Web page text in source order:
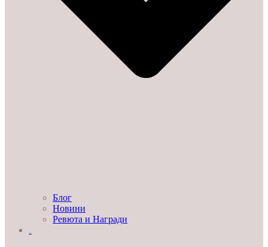
Блог
Новини
Ревюта и Награди